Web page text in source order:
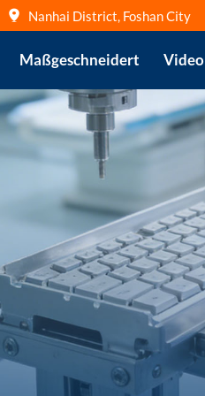
Nanhai District, Foshan City
Maßgeschneidert Video